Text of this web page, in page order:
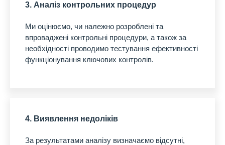
3. Аналіз контрольних процедур
Ми оцінюємо, чи належно розроблені та
впроваджені контрольні процедури, а також за
необхідності проводимо тестування ефективності
функціонування ключових контролів.
4. Виявлення недоліків
За результатами аналізу визначаємо відсутні,